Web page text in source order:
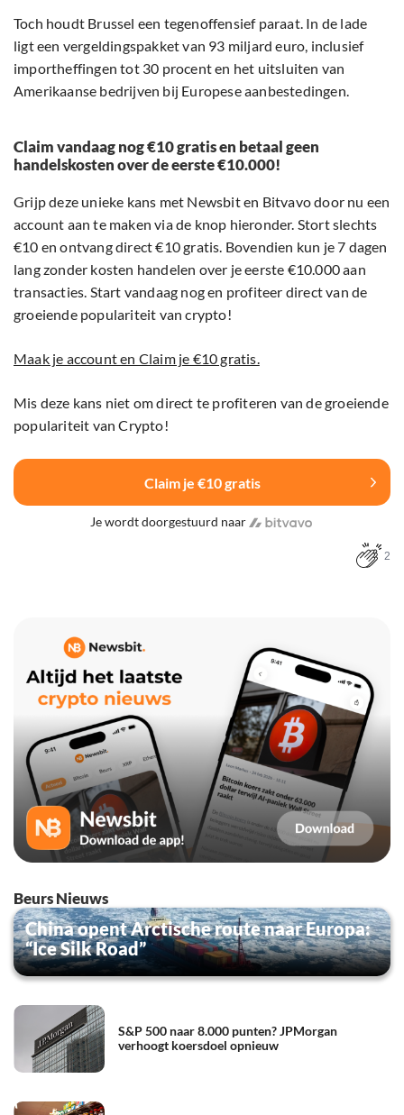
Toch houdt Brussel een tegenoffensief paraat. In de lade
ligt een vergeldingspakket van 93 miljard euro, inclusief
importheffingen tot 30 procent en het uitsluiten van
Amerikaanse bedrijven bij Europese aanbestedingen.
Claim vandaag nog €10 gratis en betaal geen
handelskosten over de eerste €10.000!
Grijp deze unieke kans met Newsbit en Bitvavo door nu een
account aan te maken via de knop hieronder. Stort slechts
€10 en ontvang direct €10 gratis. Bovendien kun je 7 dagen
lang zonder kosten handelen over je eerste €10.000 aan
transacties. Start vandaag nog en profiteer direct van de
groeiende populariteit van crypto!
Maak je account en Claim je €10 gratis.
Mis deze kans niet om direct te profiteren van de groeiende
populariteit van Crypto!
Claim je €10 gratis
Je wordt doorgestuurd naar
2
Beurs Nieuws
China opent Arctische route naar Europa:
“Ice Silk Road”
S&P 500 naar 8.000 punten? JPMorgan
verhoogt koersdoel opnieuw